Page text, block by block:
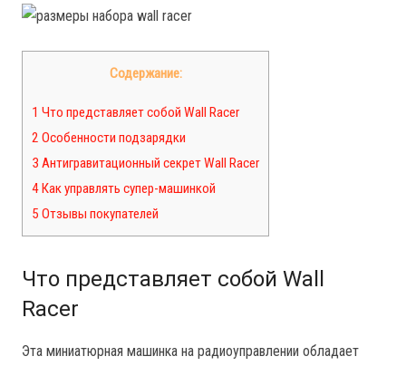
Содержание:
1 Что представляет собой Wall Racer
2 Особенности подзарядки
3 Антигравитационный секрет Wall Racer
4 Как управлять супер-машинкой
5 Отзывы покупателей
Что представляет собой Wall
Racer
Эта миниатюрная машинка на радиоуправлении обладает